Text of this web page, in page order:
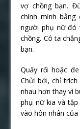
vợ chồng bạn.
chính mình
người phụ nữ đó
chồng. Cô ta
bạn.
Quấy rối hoặc
Chửi bới, chỉ
nhau hơn thay vì
phụ nữ kia và
vào hôn nhân của